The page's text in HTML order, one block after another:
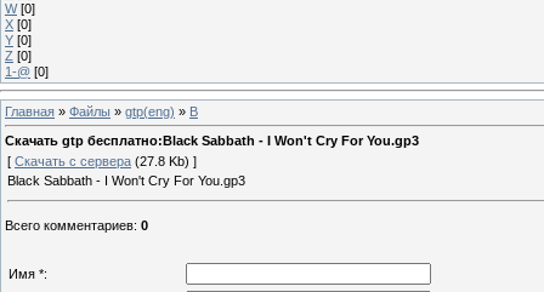
W [0]
X [0]
Y [0]
Z [0]
1-@ [0]
Главная » Файлы » gtp(eng) » B
Скачать gtp бесплатно:Black Sabbath - I Won't Cry For You.gp3
[ Скачать с сервера (27.8 Kb) ]
Black Sabbath - I Won't Cry For You.gp3
Всего комментариев: 0
Имя *: